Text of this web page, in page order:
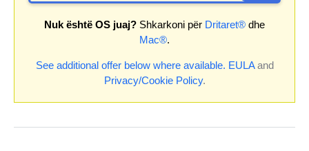
Nuk është OS juaj? Shkarkoni për Dritaret® dhe
Mac®.
See additional offer below where available. EULAand
Privacy/Cookie Policy.